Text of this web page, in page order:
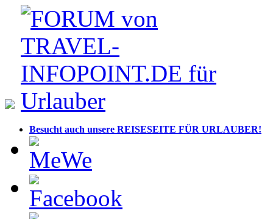
Besucht auch unsere REISESEITE FÜR URLAUBER!